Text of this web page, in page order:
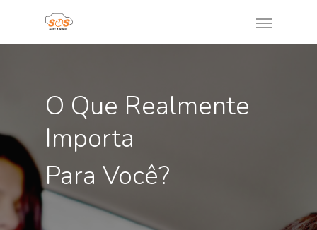
O Que Realmente
Importa
Para Você?